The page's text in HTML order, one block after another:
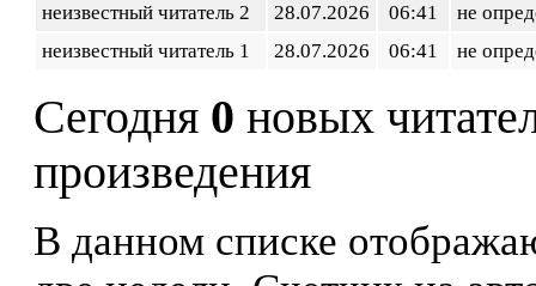
неизвестный читатель 2
28.07.2026 06:41
не
неизвестный читатель 1
28.07.2026 06:41 не
Сегодня 0 новых
произведения
В данном списке